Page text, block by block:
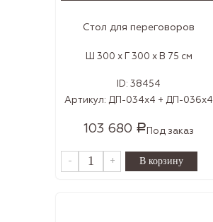
Стол для переговоров
Ш 300 x Г 300 x В 75 см
ID: 38454
Артикул: ДП-034х4 + ДП-036х4
103 680 Р Под заказ
- +